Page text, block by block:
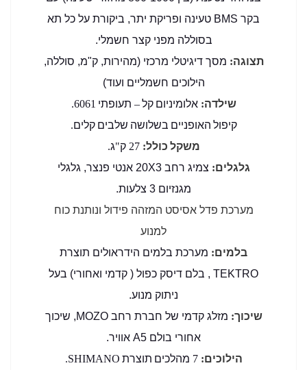
בקר BMS טעינה ופריקת יתר, ביקורת על כל תא
בסוללה מפני קצר חשמלי.
תצוגה: מסך דיגיטלי מרכזי (מהירות, ק"מ, סוללה,
הילוכים חשמליים ועוד)
שילדה: אלומיניום קל– תעופתי 6061.
קיפול האופניים בשלושה שלבים קלים.
משקל כולל:
27 ק"ג.
גלגלים:
צמיג רחב 20X3 אנטי פנצר, גלגלי
מגנזיום 3 צלעות
.
מערכת פדל אסיסט המזהה פידול ונותנת כוח
למנוע
בלמים: מערכת בלמים הידראולים תוצרת
TEKTRO , בלם דיסק כפול ( קדמי ואחורי) בעל
ניתוק מנוע.
שיכוך:
מזלג קדמי של חברת רחב MOZO, שיכוך
אחורי בולם A5 אוויר.
הילוכים:
7 מהלכים תוצרת SHIMANO.